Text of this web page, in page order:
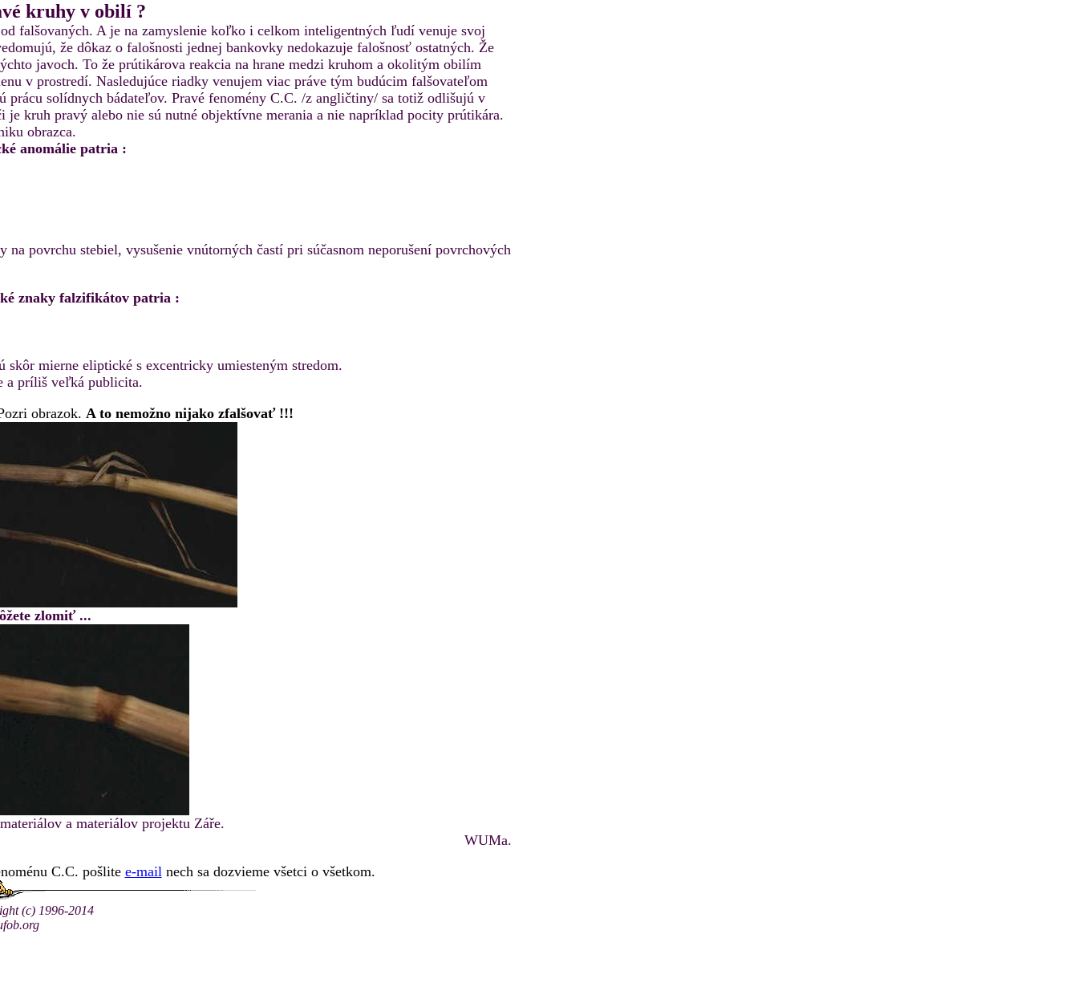
kruhy v obilí ?
falšovaných. A je na zamyslenie koľko i celkom inteligentných ľudí venuje svoj
že dôkaz o falošnosti jednej bankovky nedokazuje falošnosť ostatných. Že
javoch. To že prútikárova reakcia na hrane medzi kruhom a okolitým obilím
v prostredí. Nasledujúce riadky venujem viac práve tým budúcim falšovateľom
solídnych bádateľov. Pravé fenomény C.C. /z angličtiny/ sa totiž odlišujú v
kruh pravý alebo nie sú nutné objektívne merania a nie napríklad pocity prútikára.
obrazca.
anomálie patria :
povrchu stebiel, vysušenie vnútorných častí pri súčasnom neporušení povrchových
znaky falzifikátov patria :
mierne eliptické s excentricky umiesteným stredom.
a príliš veľká publicita.
obrazok. A to nemožno nijako zfalšovať !!!
zlomiť ...
a materiálov projektu Záře.
WUMa.
C.C. pošlite e-mailnech sa dozvieme všetci o všetkom.
(c) 1996-2014